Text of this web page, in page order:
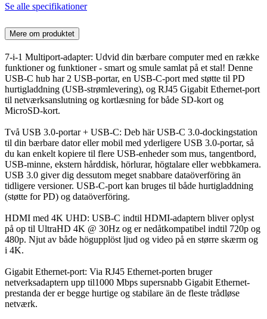
Se alle specifikationer
Mere om produktet
7-i-1 Multiport-adapter: Udvid din bærbare computer med en række
funktioner og funktioner - smart og smule samlat på et stal! Denne
USB-C hub har 2 USB-portar, en USB-C-port med støtte til PD
hurtigladdning (USB-strømlevering), og RJ45 Gigabit Ethernet-port
til netværksanslutning og kortlæsning for både SD-kort og
MicroSD-kort.
Två USB 3.0-portar + USB-C: Deb här USB-C 3.0-dockingstation
til din bærbare dator eller mobil med yderligere USB 3.0-portar, så
du kan enkelt kopiere til flere USB-enheder som mus, tangentbord,
USB-minne, ekstern hårddisk, hörlurar, högtalare eller webbkamera.
USB 3.0 giver dig dessutom meget snabbare dataöverföring än
tidligere versioner. USB-C-port kan bruges til både hurtigladdning
(støtte for PD) og dataöverföring.
HDMI med 4K UHD: USB-C indtil HDMI-adaptern bliver oplyst
på op til UltraHD 4K @ 30Hz og er nedåtkompatibel indtil 720p og
480p. Njut av både högupplöst ljud og video på en større skærm og
i 4K.
Gigabit Ethernet-port: Via RJ45 Ethernet-porten bruger
netverksadaptern upp til1000 Mbps supersnabb Gigabit Ethernet-
prestanda der er begge hurtige og stabilare än de fleste trådløse
netværk.